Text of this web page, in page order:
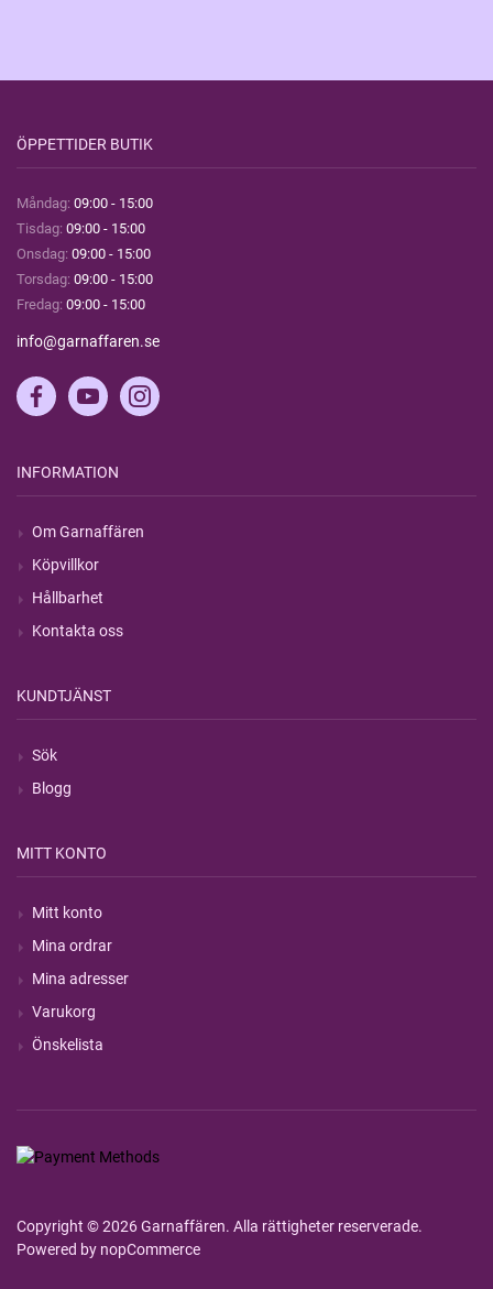
ÖPPETTIDER BUTIK
Måndag: 09:00 - 15:00
Tisdag: 09:00 - 15:00
Onsdag: 09:00 - 15:00
Torsdag: 09:00 - 15:00
Fredag: 09:00 - 15:00
info@garnaffaren.se
INFORMATION
Om Garnaffären
Köpvillkor
Hållbarhet
Kontakta oss
KUNDTJÄNST
Sök
Blogg
MITT KONTO
Mitt konto
Mina ordrar
Mina adresser
Varukorg
Önskelista
Copyright © 2026 Garnaffären. Alla rättigheter reserverade.
Powered by nopCommerce